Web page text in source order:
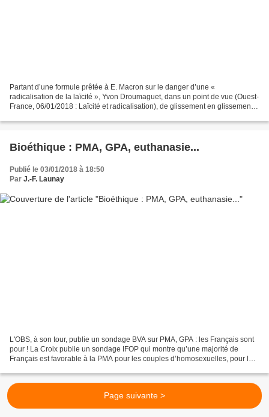
Partant d’une formule prêtée à E. Macron sur le danger d’une «
radicalisation de la laïcité », Yvon Droumaguet, dans un point de vue (Ouest-
France, 06/01/2018 : Laïcité et radicalisation), de glissement en glissement,
Bioéthique : PMA, GPA, euthanasie...
Publié le 03/01/2018 à 18:50
Par J.-F. Launay
L'OBS, à son tour, publie un sondage BVA sur PMA, GPA : les Français sont
pour ! La Croix publie un sondage IFOP qui montre qu’une majorité de
Français est favorable à la PMA pour les couples d’homosexuelles, pour les
Page suivante >